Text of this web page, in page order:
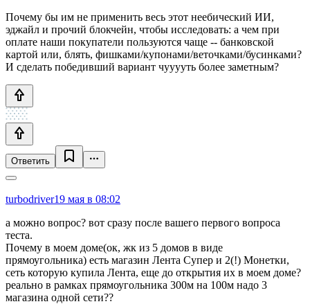
Почему бы им не применить весь этот неебический ИИ,
эджайл и прочий блокчейн, чтобы исследовать: а чем при
оплате наши покупатели пользуются чаще -- банковской
картой или, блять, фишками/купонами/веточками/бусинками?
И сделать победивший вариант чууууть более заметным?
Ответить
turbodriver19 мая в 08:02
а можно вопрос? вот сразу после вашего первого вопроса
теста.
Почему в моем доме(ок, жк из 5 домов в виде
прямоугольника) есть магазин Лента Супер и 2(!) Монетки,
сеть которую купила Лента, еще до открытия их в моем доме?
реально в рамках прямоугольника 300м на 100м надо 3
магазина одной сети??